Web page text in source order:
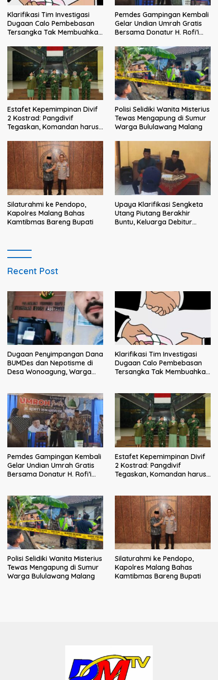
Klarifikasi Tim Investigasi
Dugaan Calo Pembebasan
Tersangka Tak Membuahkan
Pemdes Gampingan Kembali
Gelar Undian Umrah Gratis
Bersama Donatur H. Rofi’i
bagi Pejuang Sosial
Estafet Kepemimpinan Divif
2 Kostrad: Pangdivif
Tegaskan, Komandan harus
dan solusi bagi prajurit
Polisi Selidiki Wanita Misterius
Tewas Mengapung di Sumur
Warga Bululawang Malang
Silaturahmi ke Pendopo,
Kapolres Malang Bahas
Kamtibmas Bareng Bupati
Upaya Klarifikasi Sengketa
Utang Piutang Berakhir
Buntu, Keluarga Debitur
Recent Post
Dugaan Penyimpangan Dana
BUMDes dan Nepotisme di
Desa Wonoagung, Warga
Klarifikasi Tim Investigasi
Dugaan Calo Pembebasan
Tersangka Tak Membuahkan
Pemdes Gampingan Kembali
Gelar Undian Umrah Gratis
Bersama Donatur H. Rofi’i
Estafet Kepemimpinan Divif
2 Kostrad: Pangdivif
Tegaskan, Komandan harus
Polisi Selidiki Wanita Misterius
Tewas Mengapung di Sumur
Warga Bululawang Malang
Silaturahmi ke Pendopo,
Kapolres Malang Bahas
Kamtibmas Bareng Bupati